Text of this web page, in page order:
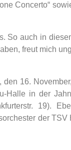
Concerto“
So auch in
freut mich
16.
Halle in der
19).
der